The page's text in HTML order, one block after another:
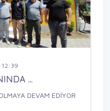
12:39
...
DEVAM EDİYOR